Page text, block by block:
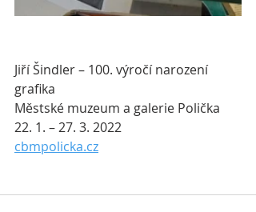
Jiří Šindler – 100. výročí narození
grafika
Městské muzeum a galerie Polička
22. 1. – 27. 3. 2022
cbmpolicka.cz